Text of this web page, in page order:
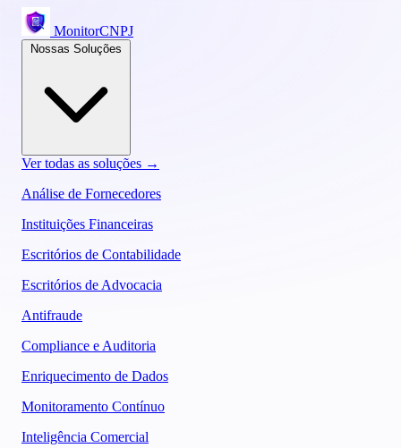
MonitorCNPJ
Ver todas as soluções →
Análise de Fornecedores
Instituições Financeiras
Escritórios de Contabilidade
Escritórios de Advocacia
Antifraude
Compliance e Auditoria
Enriquecimento de Dados
Monitoramento Contínuo
Inteligência Comercial